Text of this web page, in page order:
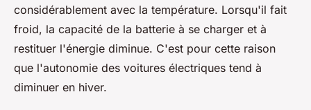
considérablement avec la température. Lorsqu'il fait
froid, la capacité de la batterie à se charger et à
restituer l'énergie diminue. C'est pour cette raison
que l'autonomie des voitures électriques tend à
diminuer en hiver.